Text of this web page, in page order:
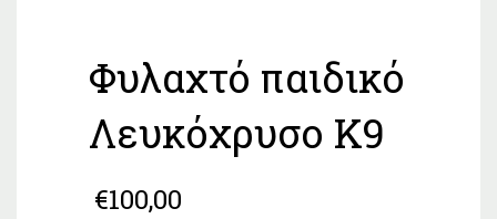
Φυλαχτό παιδικό
Λευκόχρυσο Κ9
€100,00